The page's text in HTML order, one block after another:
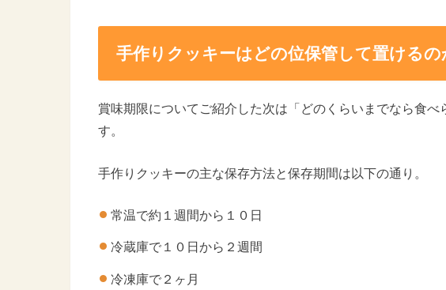
手作りクッキーはどの位保管して置けるの
賞味期限についてご紹介した次は「どのくらいまでなら食べ
す。
手作りクッキーの主な保存方法と保存期間は以下の通り。
常温で約１週間から１０日
冷蔵庫で１０日から２週間
冷凍庫で２ヶ月